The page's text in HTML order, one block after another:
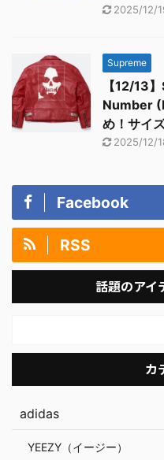
2025/12/
Supreme
【12/13
Number
め！サイ
2025/12/
Facebook
RSS
話題のアイ
カ
adidas
YEEZY（イージー）